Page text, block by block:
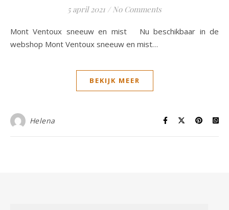
5 april 2021 / No Comments
Mont Ventoux sneeuw en mist Nu beschikbaar in de
webshop Mont Ventoux sneeuw en mist…
BEKIJK MEER
Helena